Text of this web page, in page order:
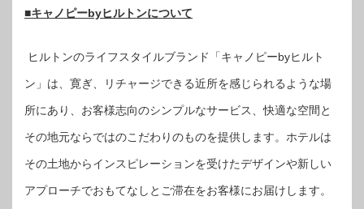
■キャノピーbyヒルトンについて
ヒルトンのライフスタイルブランド「キャノピーbyヒルト
ン」は、寛ぎ、リチャージできる近所を感じられるような場
所にあり、お客様志向のシンプルなサービス、快適な空間と
その地元ならではのこだわりのものを提供します。ホテルは
その土地からインスピレーションを受けたデザインや新しい
アプローチでおもてなしとご滞在をお客様にお届けします。